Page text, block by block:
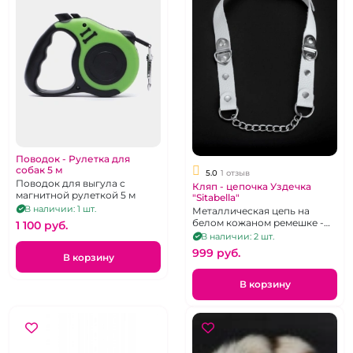
Поводок - Рулетка для
собак 5 м
Поводок для выгула с
магнитной рулеткой 5 м
В наличии: 1 шт.
1 100 pуб.
В корзину
5.0 1 отзыв
Кляп - цепочка Уздечка
"Sitabella"
Металлическая цепь на
белом кожаном ремешке -
удила для ПониПлей
В наличии: 2 шт.
999 pуб.
В корзину